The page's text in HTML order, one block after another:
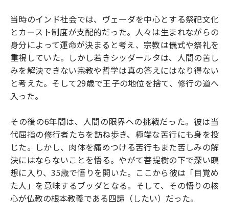
当時のインド社会では、ヴェーダを中心とする祭祀文化
とカースト制度が支配的だった。人々は生まれながらの
身分によって運命が決まると考え、宗教は儀式や祭礼を
重視していた。しかし若きシッダールタは、人間の苦し
みを解決できない宗教や哲学は真の答えにはなり得ない
と考えた。そして29歳で王子の地位を捨て、修行の道へ
入った。
その後の6年間は、人間の限界への挑戦だった。彼は当
代屈指の修行者たちを訪ね歩き、極端な苦行にも身を投
じた。しかし、肉体を痛めつける苦行もまた苦しみの解
決にはならないことを悟る。やがて菩提樹の下で深い瞑
想に入り、35歳で悟りを開いた。ここから彼は「目覚め
た人」を意味するブッダとなる。そして、その悟りの核
心が仏教の根本教義である四諦（したい）だった。